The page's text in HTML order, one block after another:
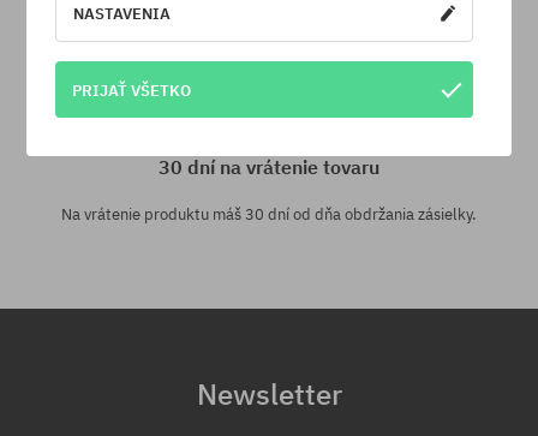
30 dní na vrátenie tovaru
Na vrátenie produktu máš 30 dní od dňa obdržania zásielky.
Newsletter
NASTAVENIA
PRIJAŤ VŠETKO